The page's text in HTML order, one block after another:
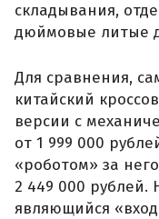
складывания,
дюймовые литые
Для сравнения,
китайский
версии с
от 1 999 000
«роботом» за
2 449 000 рублей.
являющийся